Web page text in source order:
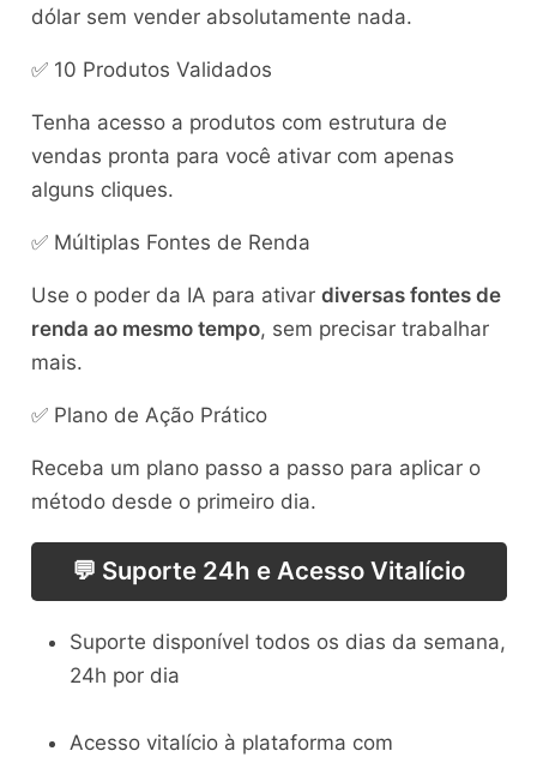
dólar sem vender absolutamente nada.
✅ 10 Produtos Validados
Tenha acesso a produtos com estrutura de
vendas pronta para você ativar com apenas
alguns cliques.
✅ Múltiplas Fontes de Renda
Use o poder da IA para ativar diversas fontes de
renda ao mesmo tempo, sem precisar trabalhar
mais.
✅ Plano de Ação Prático
Receba um plano passo a passo para aplicar o
método desde o primeiro dia.
💬 Suporte 24h e Acesso Vitalício
Suporte disponível todos os dias da semana,
24h por dia
Acesso vitalício à plataforma com